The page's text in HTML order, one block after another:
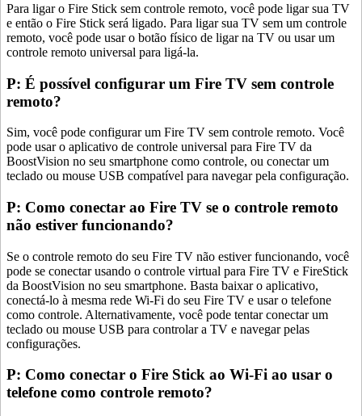
Para ligar o Fire Stick sem controle remoto, você pode ligar sua TV
e então o Fire Stick será ligado. Para ligar sua TV sem um controle
remoto, você pode usar o botão físico de ligar na TV ou usar um
controle remoto universal para ligá-la.
P: É possível configurar um Fire TV sem controle
remoto?
Sim, você pode configurar um Fire TV sem controle remoto. Você
pode usar o aplicativo de controle universal para Fire TV da
BoostVision no seu smartphone como controle, ou conectar um
teclado ou mouse USB compatível para navegar pela configuração.
P: Como conectar ao Fire TV se o controle remoto
não estiver funcionando?
Se o controle remoto do seu Fire TV não estiver funcionando, você
pode se conectar usando o controle virtual para Fire TV e FireStick
da BoostVision no seu smartphone. Basta baixar o aplicativo,
conectá-lo à mesma rede Wi-Fi do seu Fire TV e usar o telefone
como controle. Alternativamente, você pode tentar conectar um
teclado ou mouse USB para controlar a TV e navegar pelas
configurações.
P: Como conectar o Fire Stick ao Wi-Fi ao usar o
telefone como controle remoto?